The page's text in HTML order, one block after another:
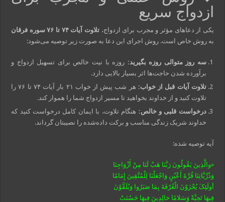
ازدواج سریع
یکی از دعاهای مؤثر و مجرب برای ازدواج،تلاوت آیات ۷۴ تا ۷۶ سوره فرقان
به روش خاص است. روش اجرای این دعا به صورت زیر توصیه می‌شود:
سه روز متوالی روزه بگیرید: روزه با نیت خالص برای تسهیل ازدواج و
برآورده شدن حاجت‌ها اثر بسیار بالایی دارد.
تلاوت آیات قبل از خواب:
هر شب پیش از خواب ۲۱ بار آیات ۷۴ تا ۷۶ را
تلاوت کنید و از خداوند بخواهید تا مسیر ازدواج شما را هموار کند.
درخواست قلبی و خالص: هنگام تلاوت، با ایمان کامل درخواست کنید که
خداوند شریک زندگی مناسب و برکت داده‌شده را نصیبتان گرداند.
آیه توصیه‌ شده:
«والَّذِینَ یَقُولُونَ رَبَّنَا هَبْ لَنَا مِنْ أَزْوَاجِنَا
وَذُرِّیَّاتِنَا قُرَّةَ أَعْیُنٍ وَاجْعَلْنَا لِلْمُتَّقِینَ إِمَامًا
أولَئِکَ یُجْزَوْنَ الْغُرْفَةَ بِمَا صَبَرُوا وَیُلَقَّوْنَ
فِیهَا تَحِیَّةً وَسَلامًا خالِدِینَ فِیهَا حَسُنَتْ